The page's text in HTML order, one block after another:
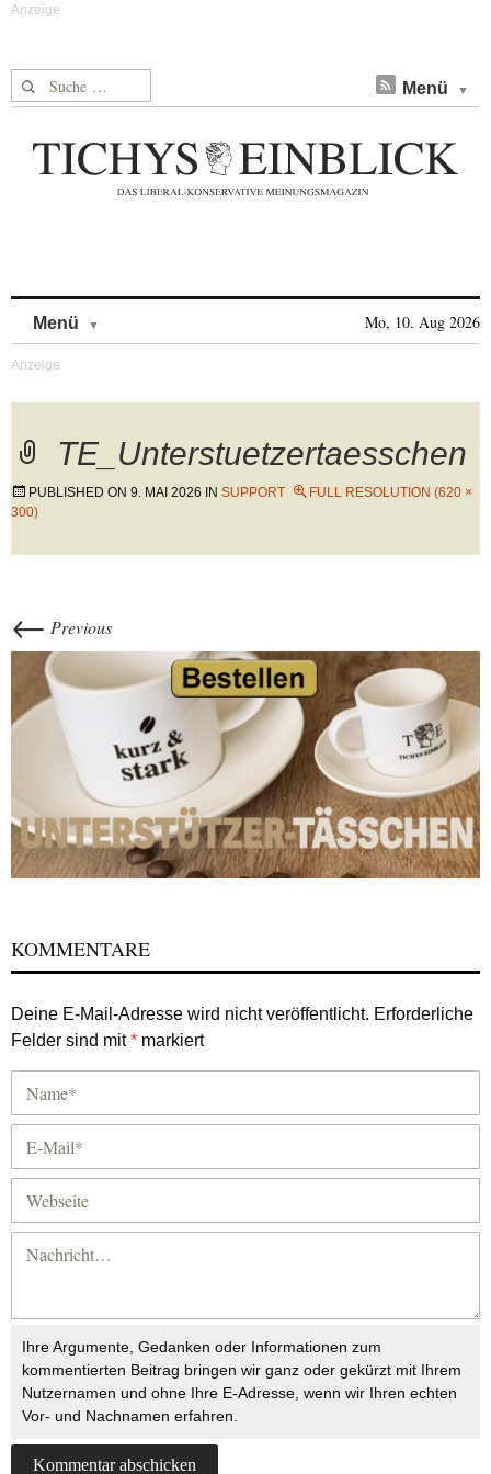
Suche nach: Menü
Menü Mo, 10. Aug 2026
TE_Unterstuetzertaesschen
PUBLISHED ON 9. MAI 2026 IN SUPPORT
FULL RESOLUTION (620 ×
300)
← Previous
KOMMENTARE
Deine E-Mail-Adresse wird nicht veröffentlicht. Erforderliche
Felder sind mit* markiert
Ihre Argumente, Gedanken oder Informationen zum
kommentierten Beitrag bringen wir ganz oder gekürzt mit Ihrem
Nutzernamen und ohne Ihre E-Adresse, wenn wir Ihren echten
Vor- und Nachnamen erfahren.